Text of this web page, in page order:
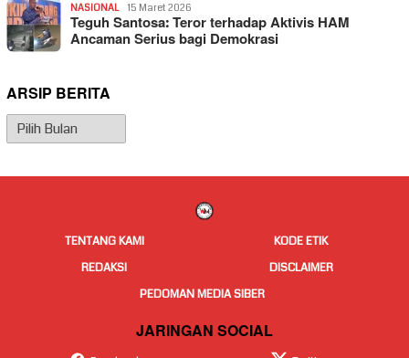
NASIONAL 15 Maret 2026
Teguh Santosa: Teror terhadap Aktivis HAM
Ancaman Serius bagi Demokrasi
ARSIP BERITA
Arsip
Berita
TENTANG KAMI
KODE ETIK
REDAKSI
DISCLAIMER
PEDOMAN MEDIA SIBER
JARINGAN SOCIAL